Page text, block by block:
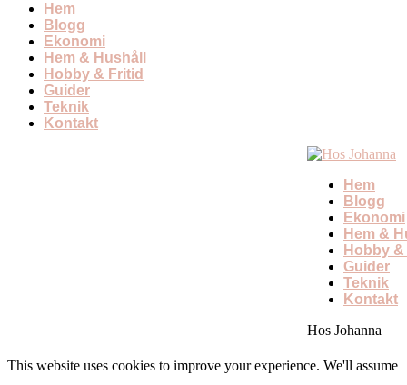
Hem
Blogg
Ekonomi
Hem & Hushåll
Hobby & Fritid
Guider
Teknik
Kontakt
Hem
Blogg
Ekonomi
Hem &
Hobby
Guider
Teknik
Kontakt
Hos Johanna
This website uses cookies to improve your experience. We'll assume